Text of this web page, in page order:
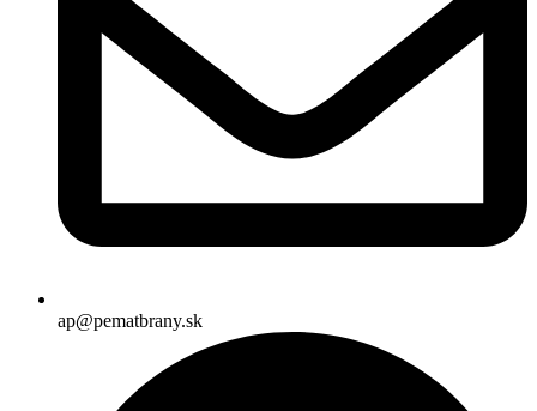
ap@pematbrany.sk